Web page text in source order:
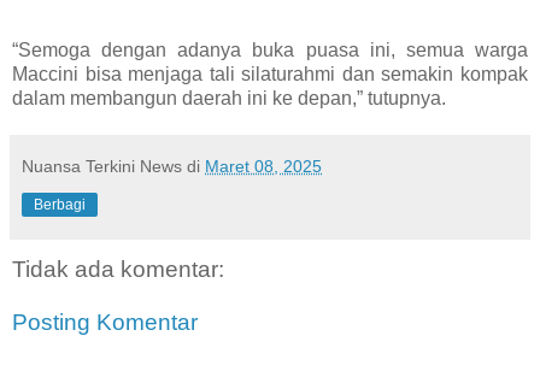
“Semoga dengan adanya buka puasa ini, semua warga
Maccini bisa menjaga tali silaturahmi dan semakin kompak
dalam membangun daerah ini ke depan,” tutupnya.
Nuansa Terkini News di Maret 08, 2025
Berbagi
Tidak ada komentar:
Posting Komentar